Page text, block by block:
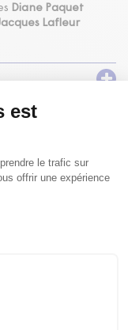
Diane Paquet
Lafleur